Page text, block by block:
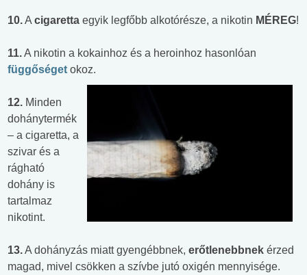
10.A cigaretta egyik legfőbb alkotórésze, a nikotin MÉREG!
11.A nikotin a kokainhoz és a heroinhoz hasonlóan
függőséget okoz.
12. Minden
dohánytermék
– a cigaretta, a
szivar és a
rágható
dohány is
tartalmaz
nikotint.
13.A dohányzás miatt gyengébbnek, erőtlenebbnek érzed
magad, mivel csökken a szívbe jutó oxigén mennyisége.